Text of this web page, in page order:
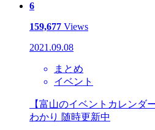
6
159,677 Views
2021.09.08
まとめ
イベント
【富山のイベントカレンダ
わかり 随時更新中